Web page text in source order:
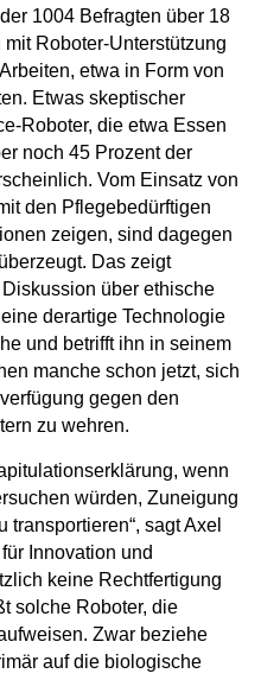
1004 Befragten über 18
Roboter-Unterstützung
etwa in Form von
Etwas skeptischer
Roboter, die etwa Essen
noch 45 Prozent der
Vom Einsatz von
den Pflegebedürftigen
zeigen, sind dagegen
Das zeigt
über ethische
derartige Technologie
und betrifft ihn in seinem
manche schon jetzt, sich
gegen den
zu wehren.
wenn
würden, Zuneigung
sagt Axel
Innovation und
keine Rechtfertigung
solche Roboter, die
Zwar beziehe
auf die biologische